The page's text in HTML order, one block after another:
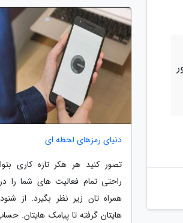
دنیای رمزهای لحظه ای
تصور کنید هر هکر تازه کاری
راحتی تمام فعالیت های شما را
همراه تان زیر نظر بگیرد. از
هایتان گرفته تا پیامک هایتان.